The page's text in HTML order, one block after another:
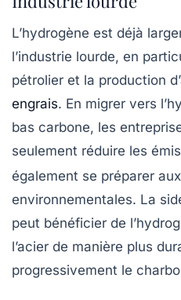
L’hydrogène est déjà
l’industrie lourde, en
pétrolier et la production
engrais. En migrer vers
bas carbone, les
seulement réduire les
également se préparer
environnementales. La
peut bénéficier de
l’acier de manière plus
progressivement le